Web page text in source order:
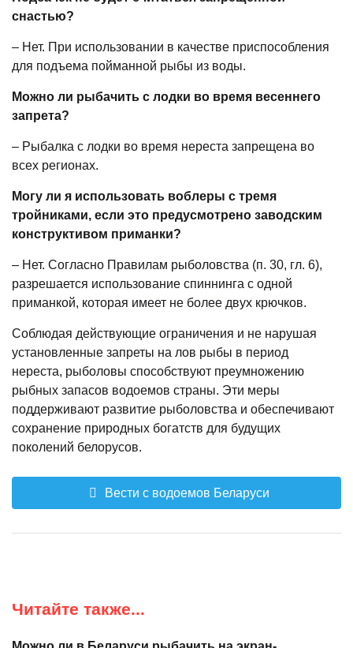
снастью?
– Нет. При использовании в качестве приспособления
для подъема пойманной рыбы из воды.
Можно ли рыбачить с лодки во время весеннего
запрета?
– Рыбалка с лодки во время нереста запрещена во
всех регионах.
Могу ли я использовать воблеры с тремя
тройниками, если это предусмотрено заводским
конструктивом приманки?
– Нет. Согласно Правилам рыболовства (п. 30, гл. 6),
разрешается использование спиннинга с одной
приманкой, которая имеет не более двух крючков.
Соблюдая действующие ограничения и не нарушая
установленные запреты на лов рыбы в период
нереста, рыболовы способствуют преумножению
рыбных запасов водоемов страны. Эти меры
поддерживают развитие рыболовства и обеспечивают
сохранение природных богатств для будущих
поколений белорусов.
Вести с водоемов Беларуси
Читайте также...